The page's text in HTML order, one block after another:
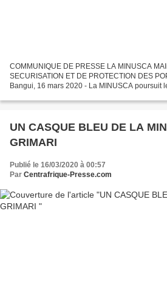
COMMUNIQUE DE PRESSE LA MINUSCA
SECURISATION ET DE PROTECTION DES
Bangui, 16 mars 2020 - La MINUSCA poursuit
UN CASQUE BLEU DE LA
GRIMARI
Publié le 16/03/2020 à 00:57
Par Centrafrique-Presse.com